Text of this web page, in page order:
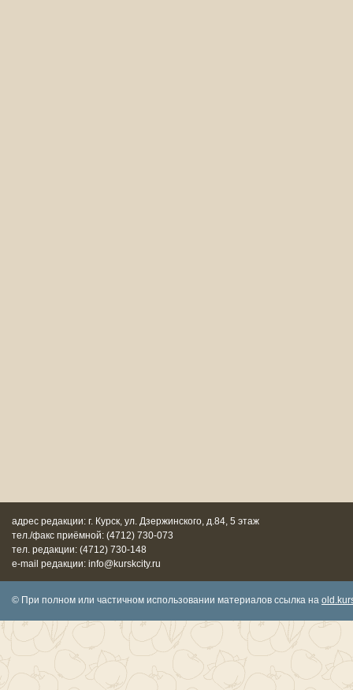
адрес редакции: г. Курск, ул. Дзержинского, д.84, 5 этаж
тел./факс приёмной: (4712) 730-073
тел. редакции: (4712) 730-148
e-mail редакции: info@kurskcity.ru
© При полном или частичном использовании материалов ссылка на